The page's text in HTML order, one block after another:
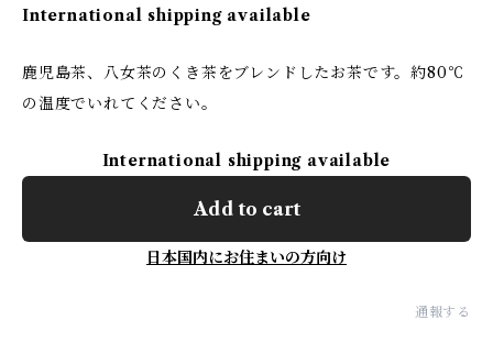
International shipping available
鹿児島茶、八女茶のくき茶をブレンドしたお茶です。約80℃
の温度でいれてください。
International shipping available
Add to cart
日本国内にお住まいの方向け
通報する